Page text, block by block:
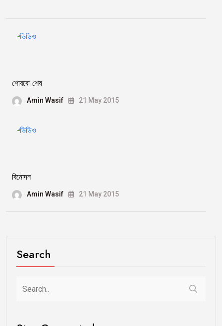
শোরবো শেষ
Amin Wasif 21 May 2015
বিনোদন
Amin Wasif 21 May 2015
Search